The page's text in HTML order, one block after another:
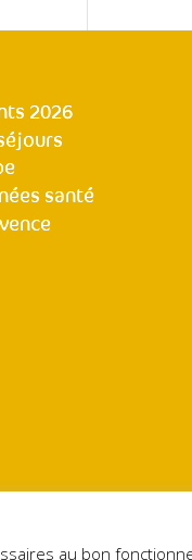
2026
santé
au bon